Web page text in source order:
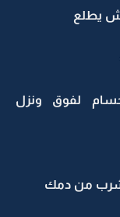
ش يطلع
لفوق ونزل
من دمك